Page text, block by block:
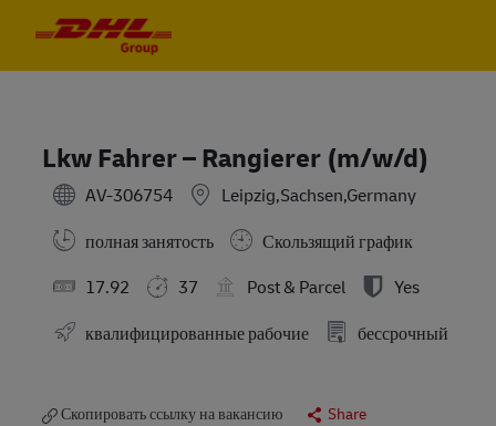
Lkw Fahrer – Rangierer (m/w/d)
AV-306754
Leipzig,Sachsen,Germany
полная занятость
Скользящий график
17.92
37 Post & Parcel
Yes
квалифицированные рабочие
бессрочный
Скопировать ссылку на вакансию Share